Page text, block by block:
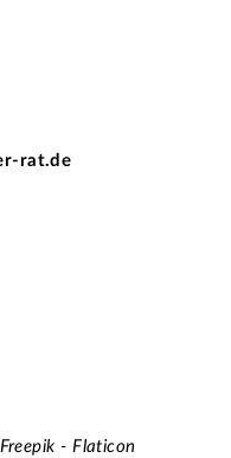
rat.de
- Flaticon